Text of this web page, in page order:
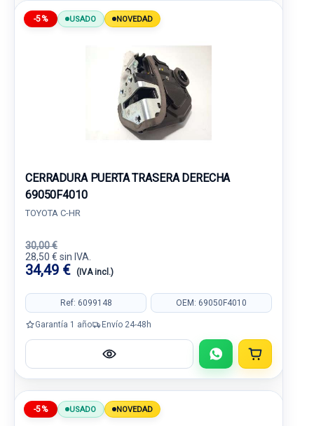
-5% USADO NOVEDAD
CERRADURA PUERTA TRASERA DERECHA
69050F4010
TOYOTA C-HR
30,00 €
28,50 € sin IVA.
34,49 € (IVA incl.)
Ref: 6099148 OEM: 69050F4010
Garantía 1 año Envío 24-48h
-5% USADO NOVEDAD